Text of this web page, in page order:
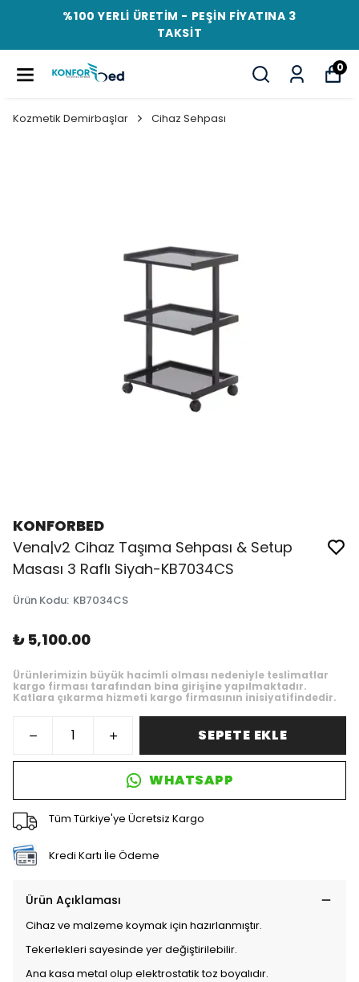
%100 YERLİ ÜRETİM - PEŞİN FİYATINA 3
TAKSİT
0
Kozmetik Demirbaşlar Cihaz Sehpası
KONFORBED
Vena|v2 Cihaz Taşıma Sehpası & Setup
Masası 3 Raflı Siyah-KB7034CS
Ürün Kodu: KB7034CS
₺ 5,100.00
Ürünlerimizin büyük hacimli olması nedeniyle teslimatlar
kargo firması tarafından bina girişine yapılmaktadır.
Katlara çıkarma hizmeti kargo firmasının inisiyatifindedir.
SEPETE EKLE
WHATSAPP
Tüm Türkiye'ye Ücretsiz Kargo
Kredi Kartı İle Ödeme
Ürün Açıklaması
Cihaz ve malzeme koymak için hazırlanmıştır.
Tekerlekleri sayesinde yer değiştirilebilir.
Ana kasa metal olup elektrostatik toz boyalıdır.